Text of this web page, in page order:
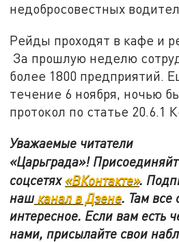
недобросовестных
Рейды проходят в кафе и
За прошлую неделю
более 1800 предприятий.
течение 6 ноября, ночью
протокол по статье 20.6.1
Уважаемые читатели
«Царьграда»!
соцсетях«ВКонтакте».
нашканал в Дзене. Там все
интересное. Если вам есть
нами, присылайте свои